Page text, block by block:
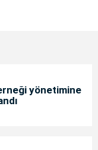
yönetimine